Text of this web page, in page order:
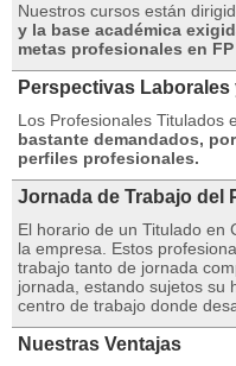
Nuestros cursos están
y la base académica
metas profesionales en
Perspectivas
Los Profesionales Titulados
bastante demandados,
perfiles profesionales.
Jornada de Trabajo del
El horario de un Titulado en
la empresa. Estos
trabajo tanto de jornada
jornada, estando sujetos su
centro de trabajo donde
Nuestras Ventajas